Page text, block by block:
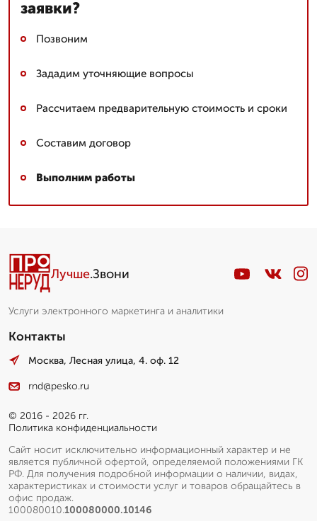
заявки?
Позвоним
Зададим уточняющие вопросы
Рассчитаем предварительную стоимость и сроки
Составим договор
Выполним работы
Лучше.Звони
Услуги электронного маркетинга и аналитики
Контакты
Москва, Лесная улица, 4. оф. 12
rnd@pesko.ru
© 2016 - 2026 гг.
Политика конфиденциальности
Сайт носит исключительно информационный характер и не
является публичной офертой, определяемой положениями ГК
РФ. Для получения подробной информации о наличии, видах,
характеристиках и стоимости услуг и товаров обращайтесь в
офис продаж.
100080010.100080000.10146